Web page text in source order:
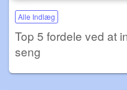
Alle Indlæg
Top 5 fordele ved at
seng